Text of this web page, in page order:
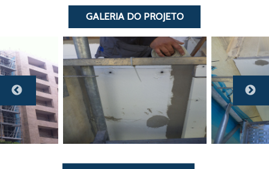
GALERIA DO PROJETO